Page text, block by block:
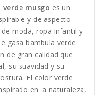
musgo es un
y de aspecto
moda, ropa infantil y
gasa bambula verde
de gran calidad que
su suavidad y su
El color verde
en la naturaleza,